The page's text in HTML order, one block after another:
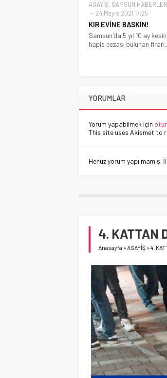
ASAYİŞ, SAMSUN
24 Mayıs 2021 17:25
KIR EVİNE BASKIN!
Samsun'da 5 yıl 10 ay
hapis cezası bulunan
YORUMLAR
Yorum yapabilmek için
This site uses Akismet to
Henüz yorum yapılmamış.
4. KATTAN
Anasayfa »ASAYİŞ »4.